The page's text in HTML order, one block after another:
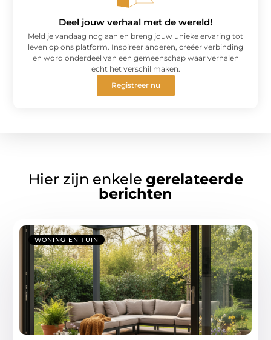
Deel jouw verhaal met de wereld!
Meld je vandaag nog aan en breng jouw unieke ervaring tot
leven op ons platform. Inspireer anderen, creëer verbinding
en word onderdeel van een gemeenschap waar verhalen
echt het verschil maken.
Registreer nu
Hier zijn enkele gerelateerde
berichten
WONING EN TUIN